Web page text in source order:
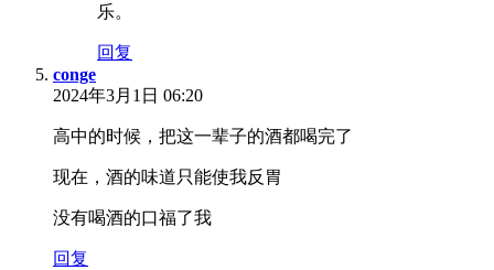
乐。
回复
conge
2024年3月1日 06:20
高中的时候，把这一辈子的酒都喝完了
现在，酒的味道只能使我反胃
没有喝酒的口福了我
回复